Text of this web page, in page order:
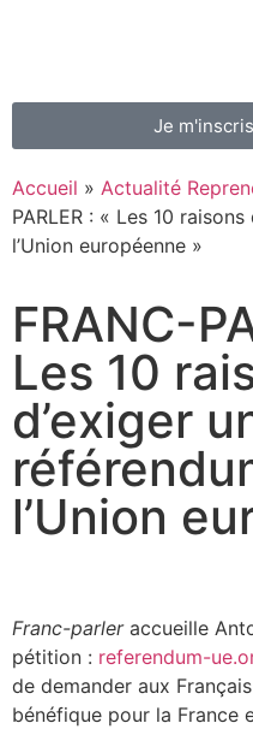
Je
Accueil » Actualité
PARLER : « Les 10
l’Union européenne »
FRANC-
Les 10
d’exiger
l’Union
Franc-parleraccueille
pétition : referendum-
de demander aux
bénéfique pour la France